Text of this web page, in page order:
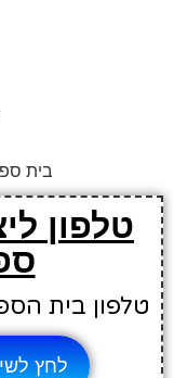
בית
טלפון
טלפון בית הספר: 02-
לחץ